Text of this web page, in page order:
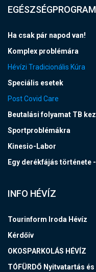
EGÉSZSÉGPROGRAM
Ha csak pár napod van!
Komplex problémára
Hévízi Tradicionális Kúra
Speciális esetek
Post Covid Care
Beutalási folyamat TB
Sportproblémákra
Kinesio-Labor
Egy derékfájás története -
INFO HÉVÍZ
Tourinform Iroda Hévíz
Kérdőív
OKOSPARKOLÁS HÉVÍZ
TÓFÜRDŐ Nyitvatartás